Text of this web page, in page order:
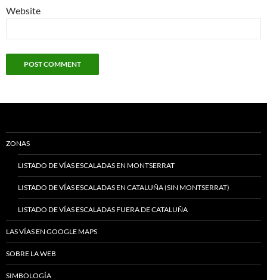
Website
ZONAS
LISTADO DE VÍAS ESCALADAS EN MONTSERRAT
LISTADO DE VÍAS ESCALADAS EN CATALUÑA (SIN MONTSERRAT)
LISTADO DE VÍAS ESCALADAS FUERA DE CATALUÑA
LAS VÍAS EN GOOGLE MAPS
SOBRE LA WEB
SIMBOLOGÍA